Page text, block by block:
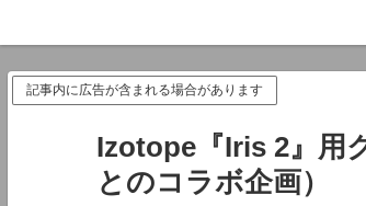
記事内に広告が含まれる場合があります
Izotope『Iris 2』用
とのコラボ企画）